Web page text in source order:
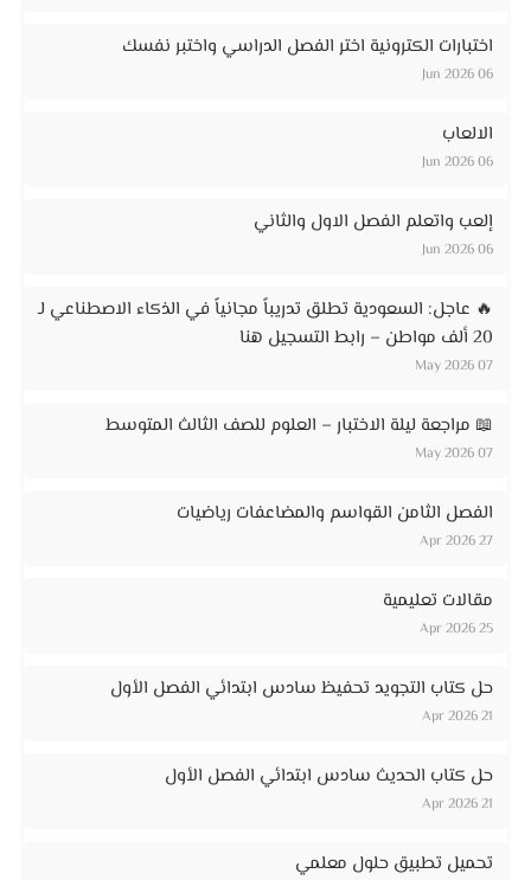
اختبارات الكترونية اختر الفصل الدراسي واختبر نفسك
06 Jun 2026
الالعاب
06 Jun 2026
إلعب واتعلم الفصل الاول والثاني
06 Jun 2026
🔥 عاجل: السعودية تطلق تدريباً مجانياً في الذكاء الاصطناعي لـ
20 ألف مواطن – رابط التسجيل هنا
07 May 2026
📖 مراجعة ليلة الاختبار – العلوم للصف الثالث المتوسط
07 May 2026
الفصل الثامن القواسم والمضاعفات رياضيات
27 Apr 2026
مقالات تعليمية
25 Apr 2026
حل كتاب التجويد تحفيظ سادس ابتدائي الفصل الأول
21 Apr 2026
حل كتاب الحديث سادس ابتدائي الفصل الأول
21 Apr 2026
تحميل تطبيق حلول معلمي